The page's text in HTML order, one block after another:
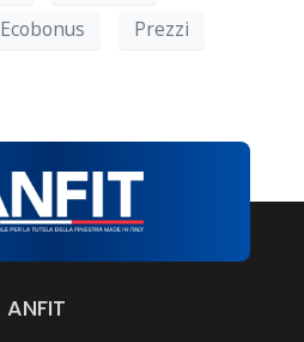
Ecobonus Prezzi
ANFIT